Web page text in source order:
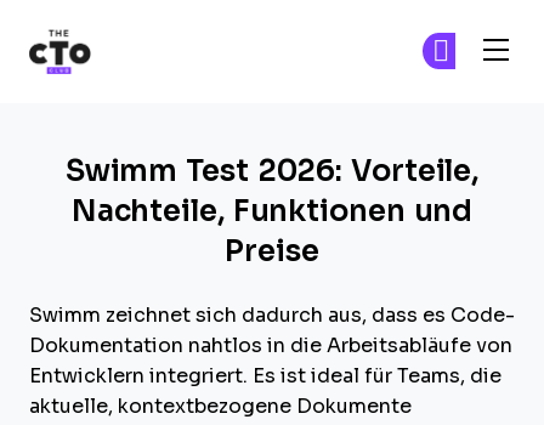
Swimm Test 2026: Vorteile,
Nachteile, Funktionen und
Preise
Swimm zeichnet sich dadurch aus, dass es Code-
Dokumentation nahtlos in die Arbeitsabläufe von
Entwicklern integriert. Es ist ideal für Teams, die
aktuelle, kontextbezogene Dokumente